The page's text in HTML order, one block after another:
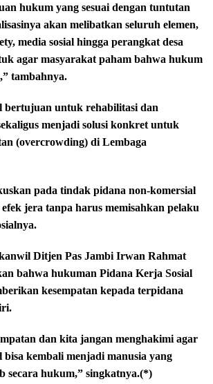
hukum yang sesuai dengan tuntutan
akan melibatkan seluruh elemen,
media sosial hingga perangkat desa
agar masyarakat paham bahwa hukum
tambahnya.
bertujuan untuk rehabilitasi dan
menjadi solusi konkret untuk
(overcrowding) di Lembaga
pada tindak pidana non-komersial
jera tanpa harus memisahkan pelaku
Ditjen Pas Jambi Irwan Rahmat
bahwa hukuman Pidana Kerja Sosial
kesempatan kepada terpidana
dan kita jangan menghakimi agar
bisa kembali menjadi manusia yang
secara hukum,” singkatnya.(*)